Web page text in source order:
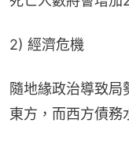
2) 經濟危機
隨地緣政治導致
東方，而西方債務